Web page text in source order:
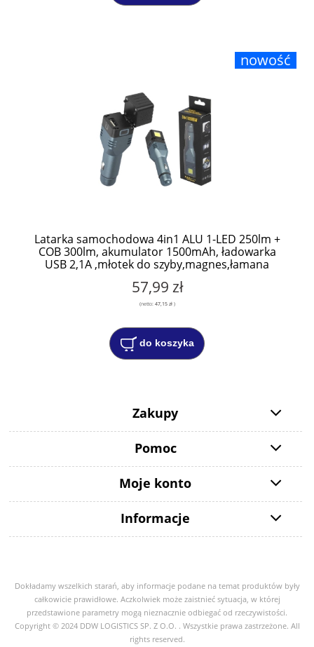
Latarka samochodowa 4in1 ALU 1-LED 250lm +
COB 300lm, akumulator 1500mAh, ładowarka
USB 2,1A ,młotek do szyby,magnes,łamana
57,99 zł
(netto: 47,15 zł)
do koszyka
nowość
Zakupy
Pomoc
Moje konto
Informacje
Dokładamy wszelkich starań, aby informacje podane na temat produktów były
całkowicie prawidłowe. Aczkolwiek może zaistnieć sytuacja, w której
przedstawione parametry mogą nieznacznie odbiegać od rzeczywistości.
Copyright © 2024 DDW LOGISTICS SP. Z O.O. . Wszystkie prawa zastrzeżone. All
rights reserved.